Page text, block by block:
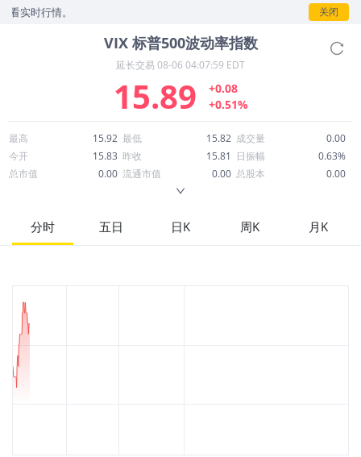
情。 关闭
VIX 标普500波动率指数
延长交易 08-06 04:07:59 EDT
15.89
+0.08
+0.51%
最高 15.92 最低 15.82 成交量
0.00
今开
15.83 昨收 15.81 日振幅
0.63%
总市值
0.00 流通市值 0.00 总股本
0.00
52周最高
35.30 市盈率
股息
分时 五日 日K 周K 月K